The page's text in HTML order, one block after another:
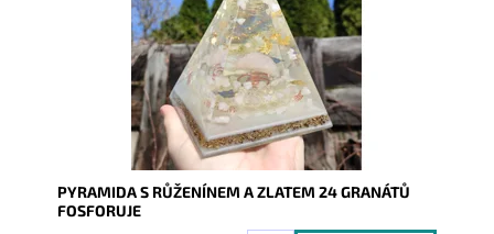
PYRAMIDA S RŮŽENÍNEM A ZLATEM 24 GRANÁTŮ
FOSFORUJE